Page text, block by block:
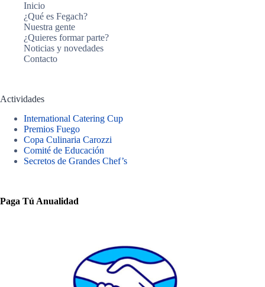
Inicio
¿Qué es Fegach?
Nuestra gente
¿Quieres formar parte?
Noticias y novedades
Contacto
Actividades
International Catering Cup
Premios Fuego
Copa Culinaria Carozzi
Comité de Educación
Secretos de Grandes Chef’s
Paga Tú Anualidad